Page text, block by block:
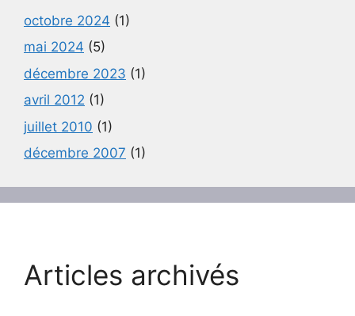
octobre 2024 (1)
mai 2024 (5)
décembre 2023 (1)
avril 2012 (1)
juillet 2010 (1)
décembre 2007 (1)
Articles archivés